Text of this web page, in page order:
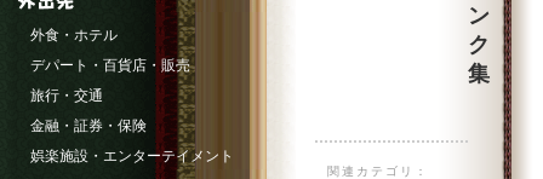
ン
ク
集
関連カテゴリ：
外食・ホテル
デパート・百貨店・販売
旅行・交通
金融・証券・保険
娯楽施設・エンターテイメント